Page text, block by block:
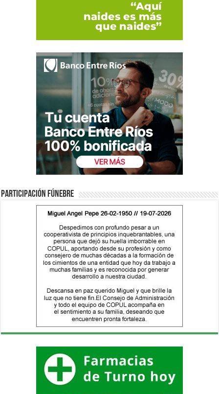
Participación fúnebre